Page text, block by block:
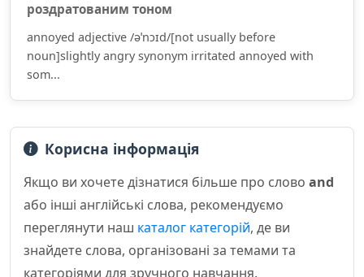
роздратованим тоном
annoyed adjective /əˈnɔɪd/[not usually before
noun]slightly angry synonym irritated annoyed with
som...
Корисна інформація
Якщо ви хочете дізнатися більше про слово and
або інші англійські слова, рекомендуємо
переглянути наш каталог категорій, де ви
знайдете слова, організовані за темами та
категоріями для зручного навчання.